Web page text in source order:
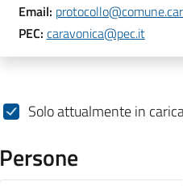
Email:
PEC: caravonica@pec.it
Solo attualmente in
Persone